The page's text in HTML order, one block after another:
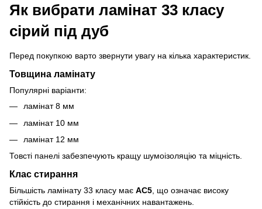
Як вибрати ламінат 33 класу
сірий під дуб
Перед покупкою варто звернути увагу на кілька характеристик.
Товщина ламінату
Популярні варіанти:
ламінат 8 мм
ламінат 10 мм
ламінат 12 мм
Товсті панелі забезпечують кращу шумоізоляцію та міцність.
Клас стирання
Більшість ламінату 33 класу має AC5 , що означає високу
стійкість до стирання і механічних навантажень.